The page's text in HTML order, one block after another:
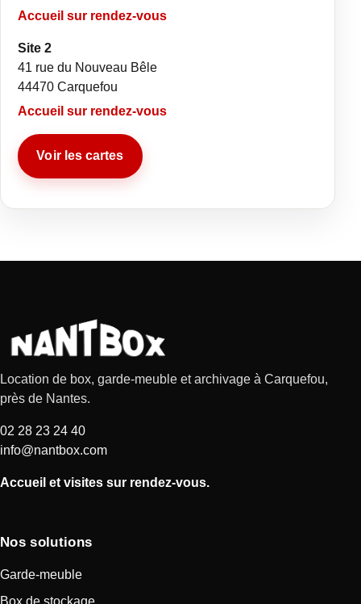
Accueil sur rendez-vous
Site 2
41 rue du Nouveau Bêle
44470 Carquefou
Accueil sur rendez-vous
Voir les cartes
Location de box, garde-meuble et archivage à Carquefou,
près de Nantes.
02 28 23 24 40
info@nantbox.com
Accueil et visites sur rendez-vous.
Nos solutions
Garde-meuble
Box de stockage